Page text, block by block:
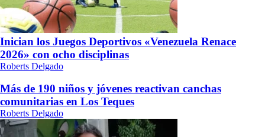
Inician los Juegos Deportivos «Venezuela Renace
2026» con ocho disciplinas
Roberts Delgado
Más de 190 niños y jóvenes reactivan canchas
comunitarias en Los Teques
Roberts Delgado